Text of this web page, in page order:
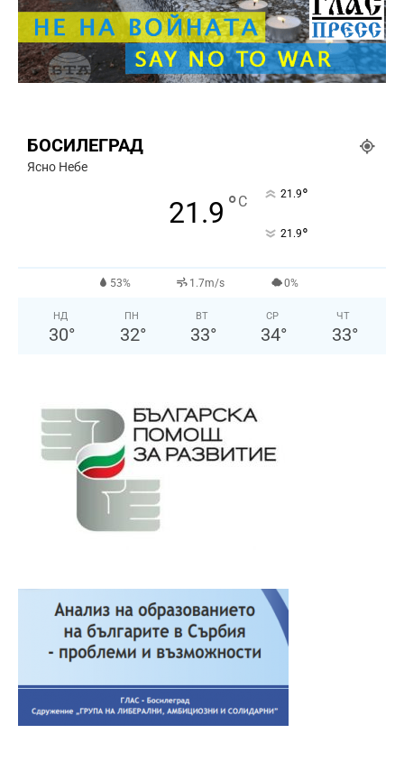
БОСИЛЕГРАД
Ясно Небе
21.9 °C 21.9°
21.9°
53% 1.7m/s 0%
НД
30°
ПН
32°
ВТ
33°
СР
34°
ЧТ
33°